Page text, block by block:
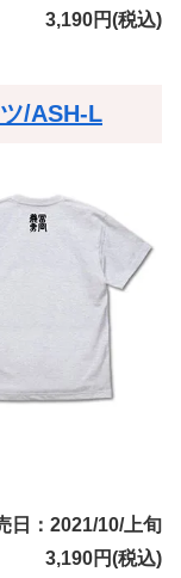
3,190円(税込)
/ASH-L
日：2021/10/上旬
3,190円(税込)